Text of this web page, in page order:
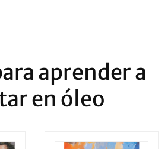
aprender a
en óleo